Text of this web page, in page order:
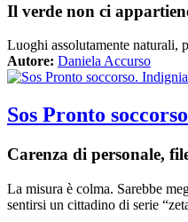
Il verde non ci
Luoghi assolutamente naturali,
Autore: Daniela Accurso
Sos Pronto
Carenza di personale,
La misura è colma. Sarebbe
sentirsi un cittadino di serie